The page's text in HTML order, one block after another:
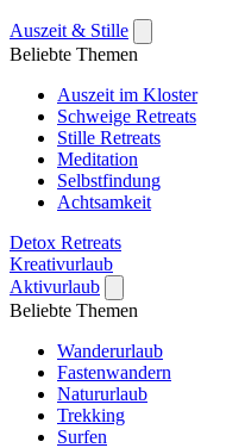
Auszeit & Stille
Beliebte Themen
Auszeit im Kloster
Schweige Retreats
Stille Retreats
Meditation
Selbstfindung
Achtsamkeit
Detox Retreats
Kreativurlaub
Aktivurlaub
Beliebte Themen
Wanderurlaub
Fastenwandern
Natururlaub
Trekking
Surfen